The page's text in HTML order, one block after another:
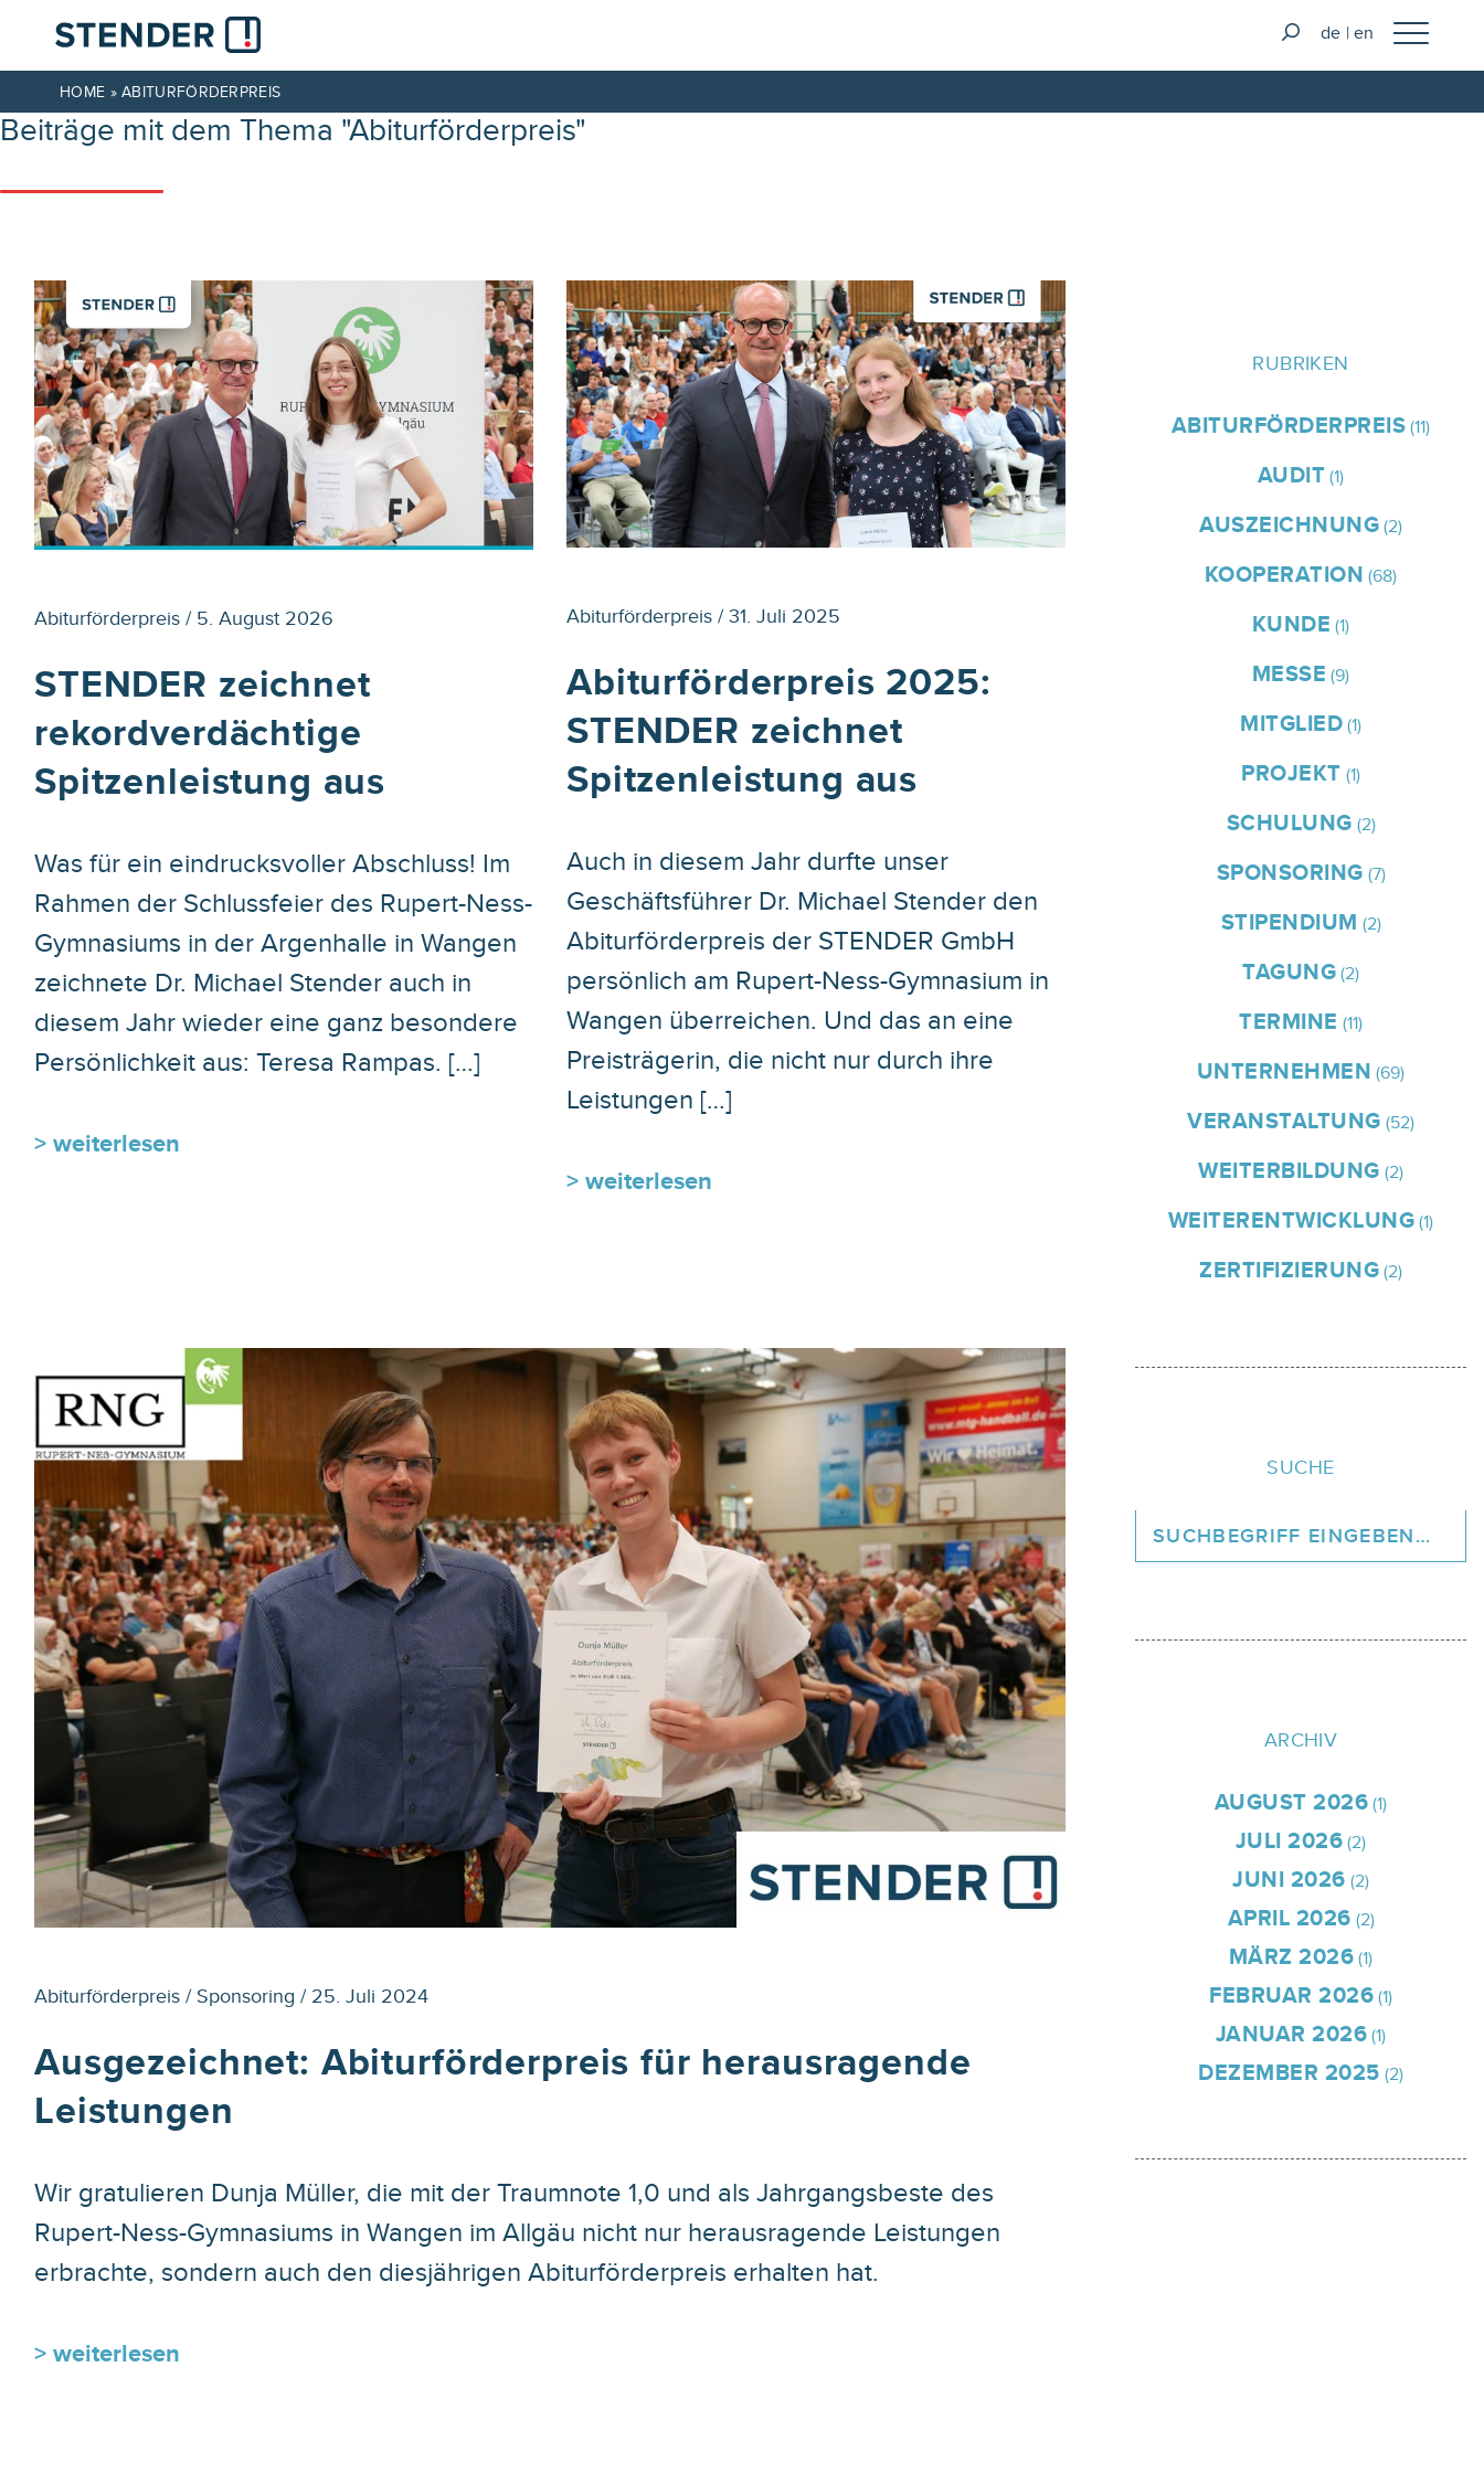
de en
HOME »ABITURFÖRDERPREIS
Beiträge mit dem Thema "Abiturförderpreis"
Abiturförderpreis / 5. August 2026
STENDER zeichnet
rekordverdächtige
Spitzenleistung aus
Was für ein eindrucksvoller Abschluss! Im
Rahmen der Schlussfeier des Rupert-Ness-
Gymnasiums in der Argenhalle in Wangen
zeichnete Dr. Michael Stender auch in
diesem Jahr wieder eine ganz besondere
Persönlichkeit aus: Teresa Rampas. […]
> weiterlesen
Abiturförderpreis / 31. Juli 2025
Abiturförderpreis 2025:
STENDER zeichnet
Spitzenleistung aus
Auch in diesem Jahr durfte unser
Geschäftsführer Dr. Michael Stender den
Abiturförderpreis der STENDER GmbH
persönlich am Rupert-Ness-Gymnasium in
Wangen überreichen. Und das an eine
Preisträgerin, die nicht nur durch ihre
Leistungen […]
> weiterlesen
Abiturförderpreis / Sponsoring / 25. Juli 2024
Ausgezeichnet: Abiturförderpreis für herausragende
Leistungen
Wir gratulieren Dunja Müller, die mit der Traumnote 1,0 und als Jahrgangsbeste des
Rupert-Ness-Gymnasiums in Wangen im Allgäu nicht nur herausragende Leistungen
erbrachte, sondern auch den diesjährigen Abiturförderpreis erhalten hat.
> weiterlesen
RUBRIKEN
ABITURFÖRDERPREIS(11)
AUDIT(1)
AUSZEICHNUNG(2)
KOOPERATION (68)
KUNDE (1)
MESSE (9)
MITGLIED(1)
PROJEKT (1)
SCHULUNG (2)
SPONSORING (7)
STIPENDIUM (2)
TAGUNG(2)
TERMINE (11)
UNTERNEHMEN (69)
VERANSTALTUNG (52)
WEITERBILDUNG (2)
WEITERENTWICKLUNG(1)
ZERTIFIZIERUNG(2)
SUCHE
ARCHIV
AUGUST 2026(1)
JULI 2026(2)
JUNI 2026 (2)
APRIL 2026 (2)
MÄRZ 2026(1)
FEBRUAR 2026(1)
JANUAR 2026(1)
DEZEMBER 2025 (2)